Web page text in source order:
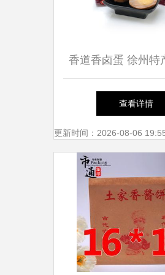
香道香卤蛋 徐州特
早餐选择
查看详情
更新时间：2026-08-06